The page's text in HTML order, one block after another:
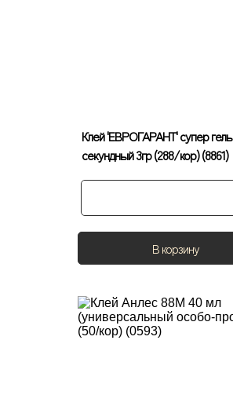
Клей 'ЕВРОГАРАНТ' супер гель
секундный 3гр (288/кор) (8861)
В корзину